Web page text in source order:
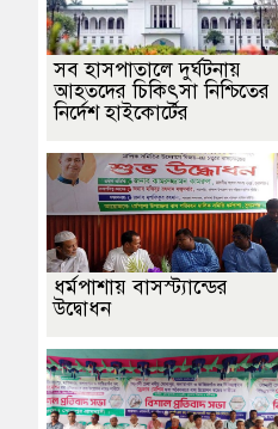
সব হাসপাতালে দুর্ঘটনায়
আহতদের চিকিৎসা নিশ্চিতের
নির্দেশ হাইকোর্টের
ধর্মপাশায় বাসস্ট্যান্ডের
উদ্বোধন